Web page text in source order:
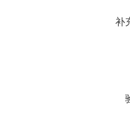
补